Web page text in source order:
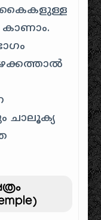
കൈകളുള്ള
കാണാം.
ചാലൂക്യ